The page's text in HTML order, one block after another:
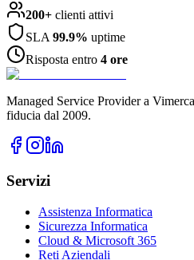
200+ clienti attivi
SLA 99.9% uptime
Risposta entro 4 ore
Managed Service Provider a
fiducia dal 2009.
Servizi
Assistenza Informatica
Sicurezza Informatica
Cloud & Microsoft 365
Reti Aziendali